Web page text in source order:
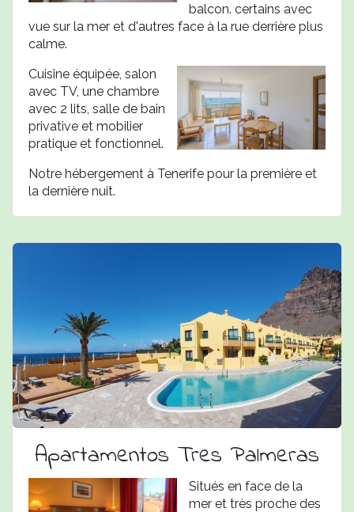
balcon. certains avec
vue sur la mer et d'autres face à la rue derrière plus
calme.
Cuisine équipée, salon
avec TV, une chambre
avec 2 lits, salle de bain
privative et mobilier
pratique et fonctionnel.
Notre hébergement à Tenerife pour la première et
la dernière nuit.
Apartamentos Tres Palmeras
Situés en face de la
mer et très proche des